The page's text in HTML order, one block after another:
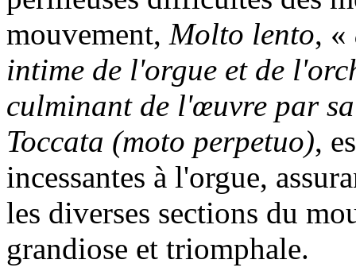
mouvement, Molto lento, «
intime de l'orgue et de
culminant de l'œuvre par
Toccata (moto perpetuo),
incessantes à l'orgue,
les diverses sections du
grandiose et triomphale.